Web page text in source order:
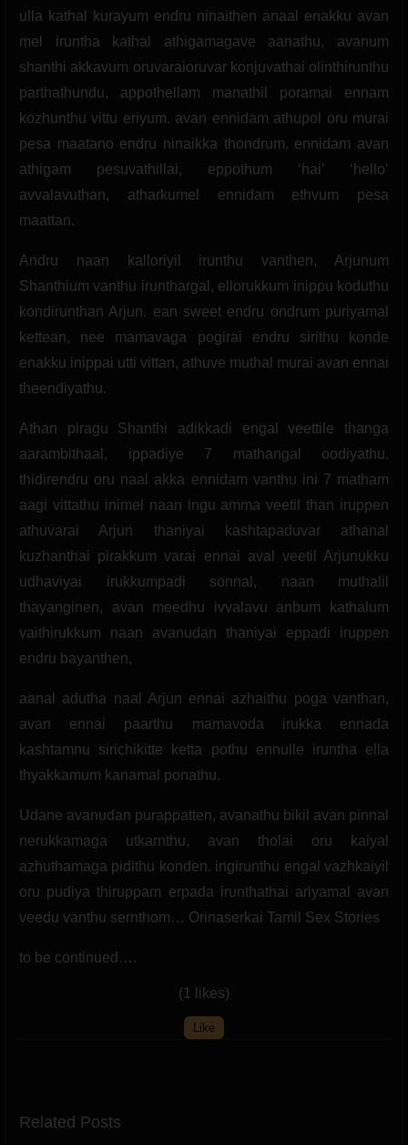
ulla kathal kurayum endru ninaithen anaal enakku avan
mel iruntha kathal athigamagave aanathu, avanum
shanthi akkavum oruvaraioruvar konjuvathai olinthirunthu
parthathundu, appothellam manathil poramai ennam
kozhunthu vittu eriyum. avan ennidam athupol oru murai
pesa maatano endru ninaikka thondrum. ennidam avan
athigam pesuvathillai, eppothum ‘hai’ ‘hello’
avvalavuthan, atharkumel ennidam ethvum pesa
maattan.
Andru naan kalloriyil irunthu vanthen, Arjunum
Shanthium vanthu irunthargal, ellorukkum inippu koduthu
kondirunthan Arjun. ean sweet endru ondrum puriyamal
kettean, nee mamavaga pogirai endru sirithu konde
enakku inippai utti vittan, athuve muthal murai avan ennai
theendiyathu.
Athan piragu Shanthi adikkadi engal veettile thanga
aarambithaal, ippadiye 7 mathangal oodiyathu.
thidirendru oru naal akka ennidam vanthu ini 7 matham
aagi vittathu inimel naan ingu amma veetil than iruppen
athuvarai Arjun thaniyai kashtapaduvar athanal
kuzhanthai pirakkum varai ennai aval veetil Arjunukku
udhaviyai irukkumpadi sonnal, naan muthalil
thayanginen, avan meedhu ivvalavu anbum kathalum
vaithirukkum naan avanudan thaniyai eppadi iruppen
endru bayanthen,
aanal adutha naal Arjun ennai azhaithu poga vanthan,
avan ennai paarthu mamavoda irukka ennada
kashtamnu sirichikitte ketta pothu ennulle iruntha ella
thyakkamum kanamal ponathu.
Udane avanudan purappatten, avanathu bikil avan pinnal
nerukkamaga utkarnthu, avan tholai oru kaiyal
azhuthamaga pidithu konden. ingirunthu engal vazhkaiyil
oru pudiya thiruppam erpada irunthathai ariyamal avan
veedu vanthu sernthom… Orinaserkai Tamil Sex Stories
to be continued….
(1 likes)
Like
Related Posts